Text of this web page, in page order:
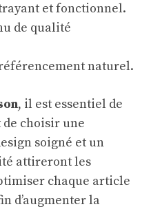
et fonctionnel.
de qualité
naturel.
, il est essentiel de
choisir une
soigné et un
attireront les
chaque article
d’augmenter la